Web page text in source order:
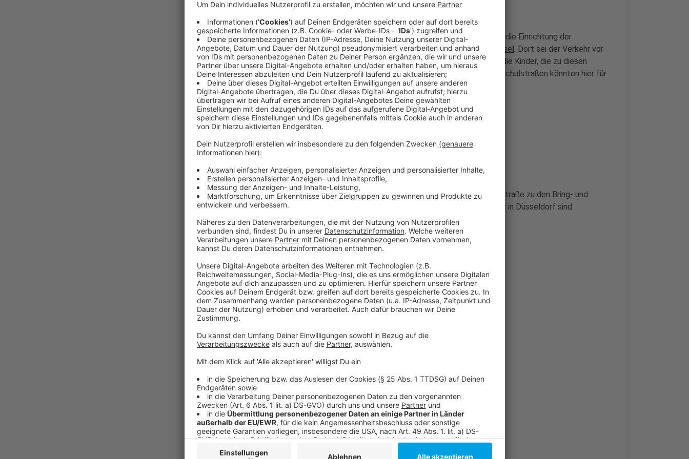
Die GRÜNEN bringen das Thema auf die Tagesordnung. Sie haben die Einrichtung der
Schulstraßen beantragt, vor Grundschulen in Nieder- undOberkassel. Dort sei der Verkehr vor
Schulbeginn und nach Schulende besonders dicht. Das gefährde die Kinder, die zu diesen
Zeiten dort zu Fuß, mit dem Fahrrad oder Roller unterwegs sind. Schulstraßen könnten hier für
mehr Sicherheit sorgen.
Anzeige
Teilsperrung zu Bring-und Abholzeiten
Die GRÜNEN fordern, Teile der Cimbern- und der Niederkasseler Straße zu den Bring- und
Abholzeiten für Autos zu sperren. Kommunen können das tun. Hier in Düsseldorf sind
Schulstraßen unter anderem in Hassels und Düsseltal geplant.
Anzeige
Weitere Infos und Links zum Thema:
Anzeige
Erfolgreicher "Walk-to-School-Day" in Düsseldorf
Anzeige
Folge uns für mehr News & Updates: